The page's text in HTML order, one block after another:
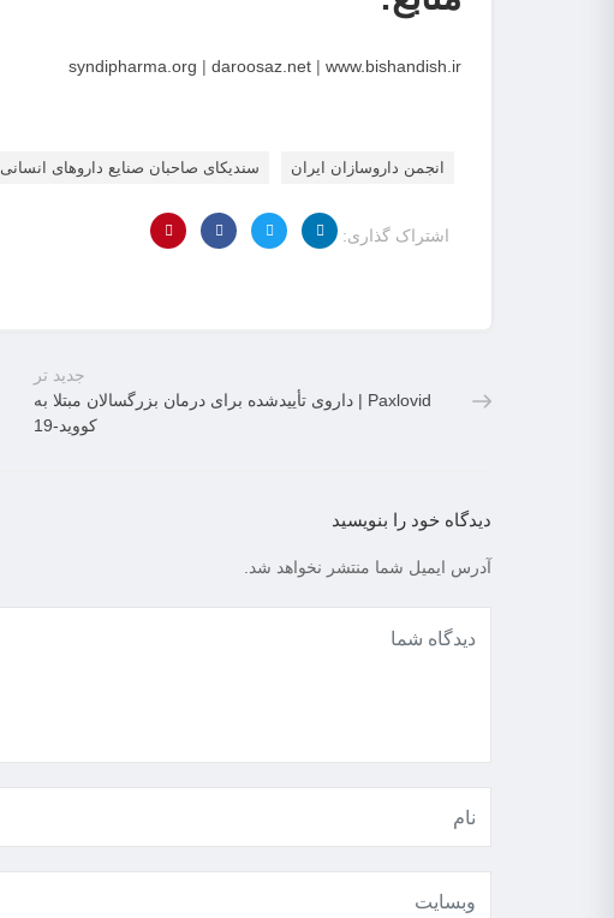
syndipharma.org | daroosaz.net | www.bishandish.ir
انجمن داروسازان ایران سندیکای صاحبان صنایع داروهای انسانی
اشتراک گذاری:
جدید تر
Paxlovid | داروی تأییدشده برای درمان بزرگسالان مبتلا به
کووید-19
دیدگاه خود را بنویسید
آدرس ایمیل شما منتشر نخواهد شد.